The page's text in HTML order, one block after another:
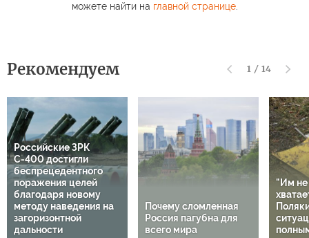
можете найти на главной странице.
Рекомендуем 1 / 14
Российские ЗРК
С-400 достигли
беспрецедентного
поражения целей
благодаря новому
методу наведения на
загоризонтной
дальности
Почему сломленная
Россия пагубна для
всего мира
"Им не